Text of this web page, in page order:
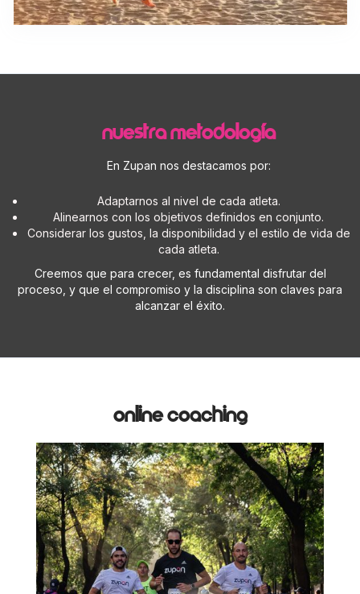
NUESTRA METODOLOGÍA
En Zupan nos destacamos por:
Adaptarnos al nivel de cada atleta.
Alinearnos con los objetivos definidos en conjunto.
Considerar los gustos, la disponibilidad y el estilo de vida de
cada atleta.
Creemos que para crecer, es fundamental disfrutar del
proceso, y que el compromiso y la disciplina son claves para
alcanzar el éxito.
online coaching